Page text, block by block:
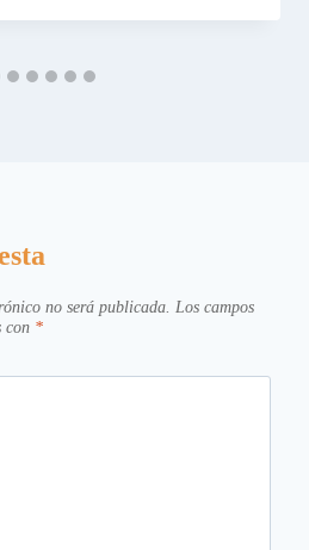
no será publicada. Los campos
con *